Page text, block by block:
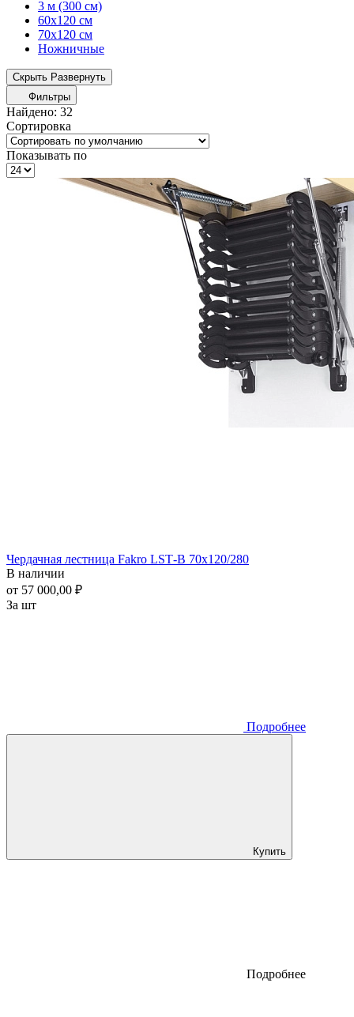
3 м (300 см)
60x120 см
70x120 см
Ножничные
Скрыть Развернуть
Фильтры
Найдено: 32
Сортировка
Показывать по
Чердачная лестница Fakro LSТ-B 70x120/280
В наличии
от 57 000,00 ₽
За шт
Подробнее
Купить
Подробнее